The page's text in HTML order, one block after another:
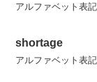
アルファベット表
shortage
アルファベット表